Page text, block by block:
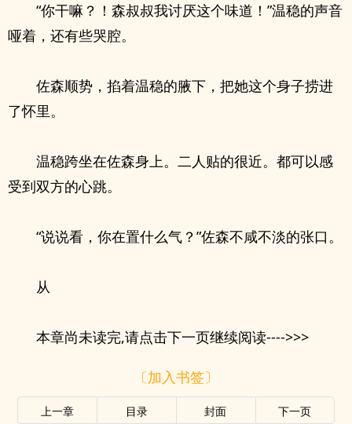
“你干嘛？！森叔叔我讨厌这个味道！”温稳的声音
哑着，还有些哭腔。
佐森顺势，掐着温稳的腋下，把她这个身子捞进
了怀里。
温稳跨坐在佐森身上。二人贴的很近。都可以感
受到双方的心跳。
“说说看，你在置什么气？”佐森不咸不淡的张口。
从
本章尚未读完,请点击下一页继续阅读---->>>
〔加入书签〕
上一章 目录 封面 下一页